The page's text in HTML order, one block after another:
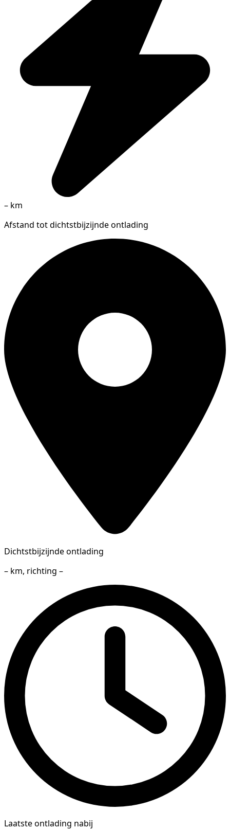
– km
Afstand tot dichtstbijzijnde ontlading
Dichtstbijzijnde ontlading
– km, richting –
Laatste ontlading nabij